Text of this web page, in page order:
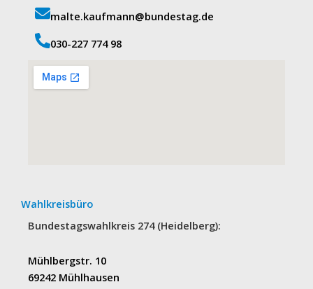
malte.kaufmann@bundestag.de
‭030-227 774 98‬
Wahlkreisbüro
Bundestagswahlkreis 274 (Heidelberg):
Mühlbergstr. 10
69242 Mühlhausen